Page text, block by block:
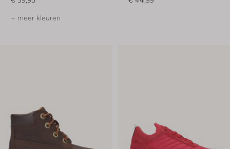
+ meer kleuren